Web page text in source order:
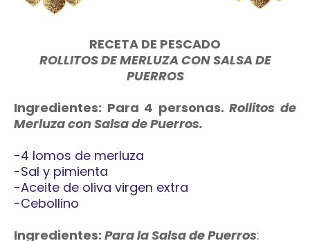
RECETA DE PESCADO
ROLLITOS DE MERLUZA CON SALSA DE
PUERROS
Ingredientes: Para 4 personas.Rollitos de
Merluza con Salsa de Puerros.
-4 lomos de merluza
-Sal y pimienta
-Aceite de oliva virgen extra
-Cebollino
Ingredientes: Para la Salsa de Puerros: